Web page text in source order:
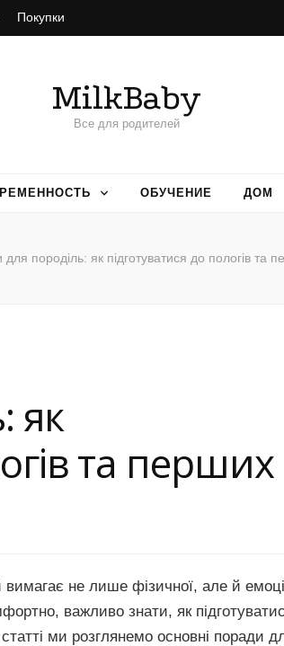
Покупки
MilkBaby
Все для родителей
ОБУЧЕНИЕ ДОМ
породіль: як підготуватися до пологів та
як
та перших
не лише фізичної, але й
важливо знати, як
ми розглянемо основні поради